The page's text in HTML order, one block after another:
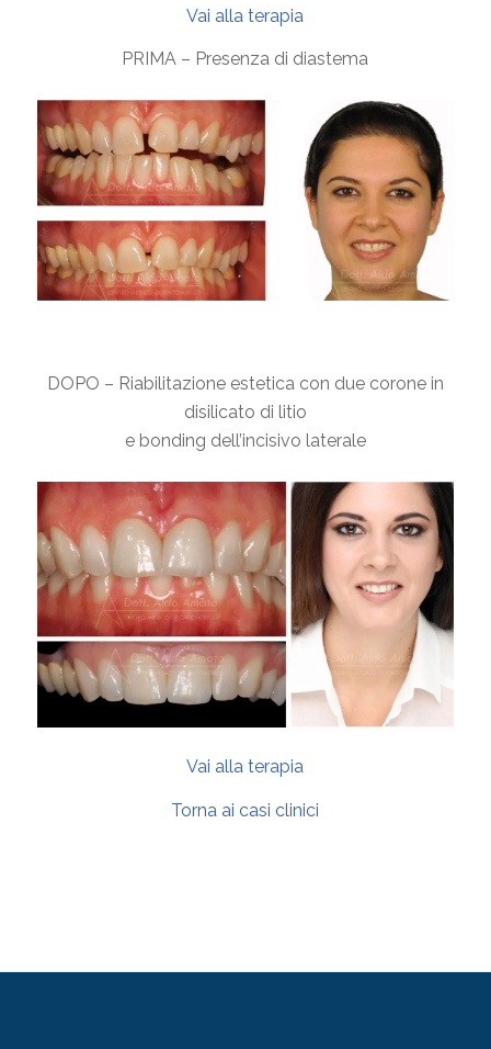
Vai alla terapia
PRIMA – Presenza di diastema
DOPO – Riabilitazione estetica con due corone in
disilicato di litio
e bonding dell’incisivo laterale
Vai alla terapia
Torna ai casi clinici